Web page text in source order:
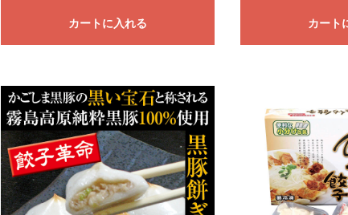
カートに入れる カート